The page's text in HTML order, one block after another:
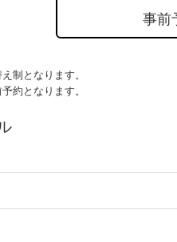
事前
制となります。
約となります。